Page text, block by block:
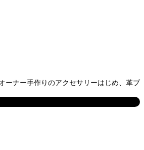
ーナー手作りのアクセサリーはじめ、革ブ